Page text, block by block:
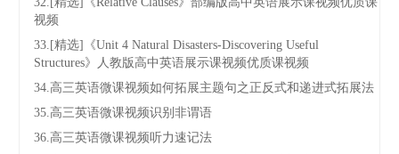
视频
33.[精选]《Unit 4 Natural Disasters-Discovering Useful
Structures》人教版高中英语展示课视频优质课视频
34.高三英语微课视频如何拓展主题句之正反式和递进式拓展法
35.高三英语微课视频识别非谓语
36.高三英语微课视频听力速记法